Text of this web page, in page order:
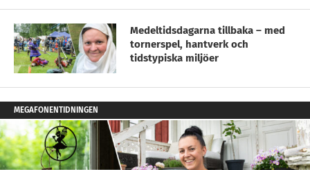
Medeltidsdagarna tillbaka – med
tornerspel, hantverk och
tidstypiska miljöer
MEGAFONENTIDNINGEN